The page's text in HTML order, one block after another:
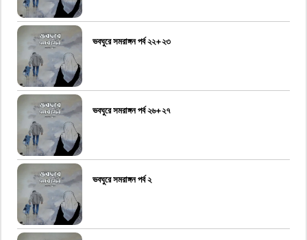
ভবঘুরে সমরাঙ্গন পর্ব ২২+২৩
ভবঘুরে সমরাঙ্গন পর্ব ২৬+২৭
ভবঘুরে সমরাঙ্গন পর্ব ২